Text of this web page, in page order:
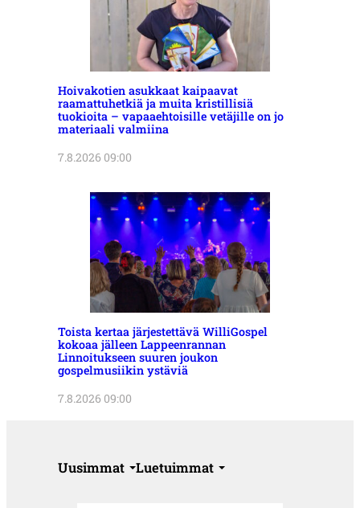
Hoivakotien asukkaat kaipaavat
raamattuhetkiä ja muita kristillisiä
tuokioita – vapaaehtoisille vetäjille on jo
materiaali valmiina
7.8.2026 09:00
Toista kertaa järjestettävä WilliGospel
kokoaa jälleen Lappeenrannan
Linnoitukseen suuren joukon
gospelmusiikin ystäviä
7.8.2026 09:00
Uusimmat Luetuimmat